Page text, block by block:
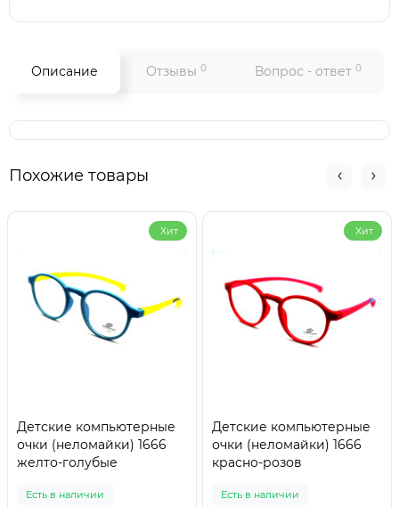
Описание Отзывы 0 Вопрос - ответ 0
Похожие товары
Хит
Детские компьютерные
очки (неломайки) 1666
желто-голубые
Есть в наличии
Хит
Детские компьютерные
очки (неломайки) 1666
красно-розов
Есть в наличии